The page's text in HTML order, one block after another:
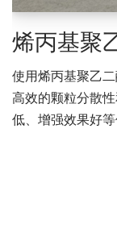
烯丙基聚
使用烯丙基聚乙
高效的颗粒分散
低、增强效果好等